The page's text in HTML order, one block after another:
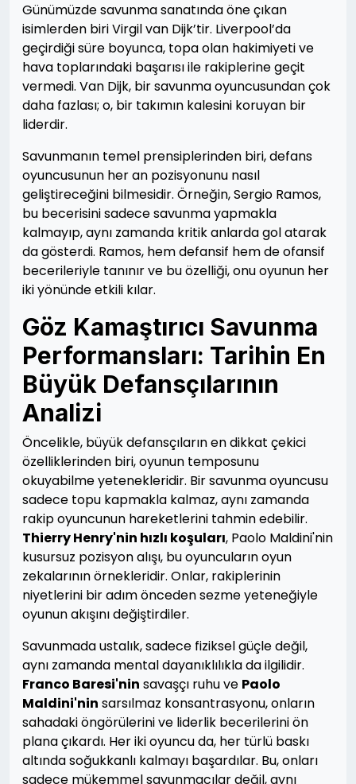
Günümüzde savunma sanatında öne çıkan
isimlerden biri Virgil van Dijk’tir. Liverpool’da
geçirdiği süre boyunca, topa olan hakimiyeti ve
hava toplarındaki başarısı ile rakiplerine geçit
vermedi. Van Dijk, bir savunma oyuncusundan çok
daha fazlası; o, bir takımın kalesini koruyan bir
liderdir.
Savunmanın temel prensiplerinden biri, defans
oyuncusunun her an pozisyonunu nasıl
geliştireceğini bilmesidir. Örneğin, Sergio Ramos,
bu becerisini sadece savunma yapmakla
kalmayıp, aynı zamanda kritik anlarda gol atarak
da gösterdi. Ramos, hem defansif hem de ofansif
becerileriyle tanınır ve bu özelliği, onu oyunun her
iki yönünde etkili kılar.
Göz Kamaştırıcı Savunma
Performansları: Tarihin En
Büyük Defansçılarının
Analizi
Öncelikle, büyük defansçıların en dikkat çekici
özelliklerinden biri, oyunun temposunu
okuyabilme yetenekleridir. Bir savunma oyuncusu
sadece topu kapmakla kalmaz, aynı zamanda
rakip oyuncunun hareketlerini tahmin edebilir.
Thierry Henry'nin hızlı koşuları, Paolo Maldini'nin
kusursuz pozisyon alışı, bu oyuncuların oyun
zekalarının örnekleridir. Onlar, rakiplerinin
niyetlerini bir adım önceden sezme yeteneğiyle
oyunun akışını değiştirdiler.
Savunmada ustalık, sadece fiziksel güçle değil,
aynı zamanda mental dayanıklılıkla da ilgilidir.
Franco Baresi'nin savaşçı ruhu ve Paolo
Maldini'nin sarsılmaz konsantrasyonu, onların
sahadaki öngörülerini ve liderlik becerilerini ön
plana çıkardı. Her iki oyuncu da, her türlü baskı
altında soğukkanlı kalmayı başardılar. Bu, onları
sadece mükemmel savunmacılar değil, aynı